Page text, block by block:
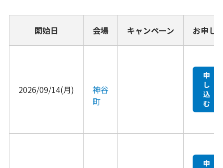
開始日 会場 キャンペーン お申し
2026/09/14(月)
神谷
町
申
し
込
む
申